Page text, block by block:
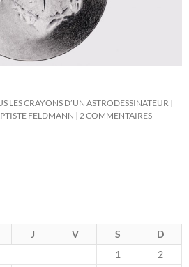
LES CRAYONS D’UN ASTRODESSINATEUR
FELDMANN 2 COMMENTAIRES
J V S
D
1
2